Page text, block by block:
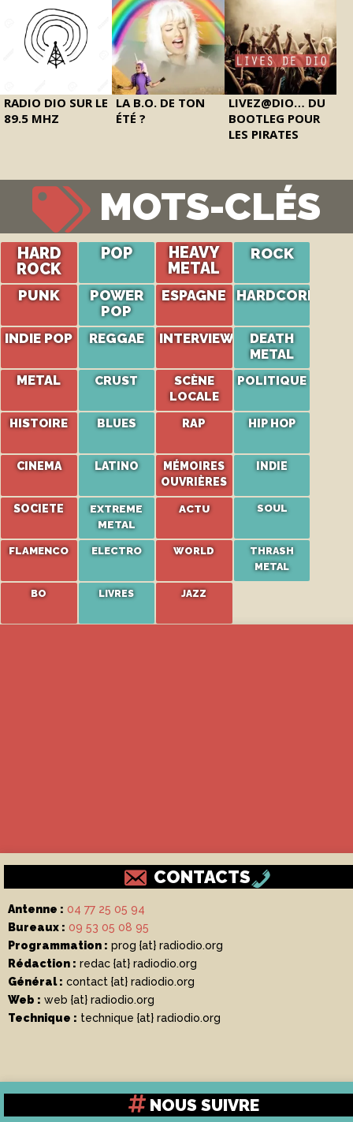
RADIO DIO SUR LE
89.5 MHZ
LA B.O. DE TON
ÉTÉ ?
LIVEZ@DIO… DU
BOOTLEG POUR
LES PIRATES
MOTS-CLÉS
HARD
ROCK
POP
HEAVY
METAL
ROCK
PUNK
POWER
POP
ESPAGNE HARDCORE
INDIE POP REGGAE INTERVIEW
DEATH
METAL
METAL CRUST
SCÈNE
LOCALE
POLITIQUE
HISTOIRE BLUES RAP HIP HOP
CINEMA LATINO
MÉMOIRES
OUVRIÈRES
INDIE
SOCIETE
EXTREME
METAL
ACTU SOUL
FLAMENCO ELECTRO WORLD
THRASH
METAL
BO LIVRES JAZZ
CONTACTS
Antenne : 04 77 25 05 94
Bureaux : 09 53 05 08 95
Programmation : prog {at} radiodio.org
Rédaction : redac {at} radiodio.org
Général : contact {at} radiodio.org
Web : web {at} radiodio.org
Technique : technique {at} radiodio.org
NOUS SUIVRE